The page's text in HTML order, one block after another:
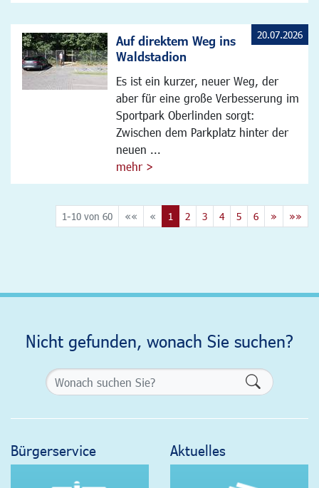
Auf direktem Weg ins
Waldstadion
Es ist ein kurzer, neuer Weg, der
aber für eine große Verbesserung im
Sportpark Oberlinden sorgt:
Zwischen dem Parkplatz hinter der
neuen ...
mehr >
20.07.2026
1-10 von 60 «« « 1 2 3 4 5 6 » »»
Nicht gefunden, wonach Sie suchen?
Bürgerservice Aktuelles